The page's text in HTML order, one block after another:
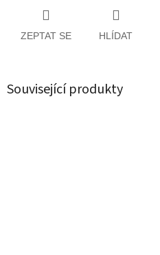
ZEPTAT SE HLÍDAT
Související produkty